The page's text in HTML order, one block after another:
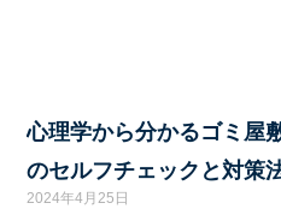
心理学から分かるゴミ屋
のセルフチェックと対策
2024年4月25日